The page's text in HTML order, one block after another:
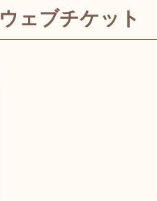
ウェブチケット